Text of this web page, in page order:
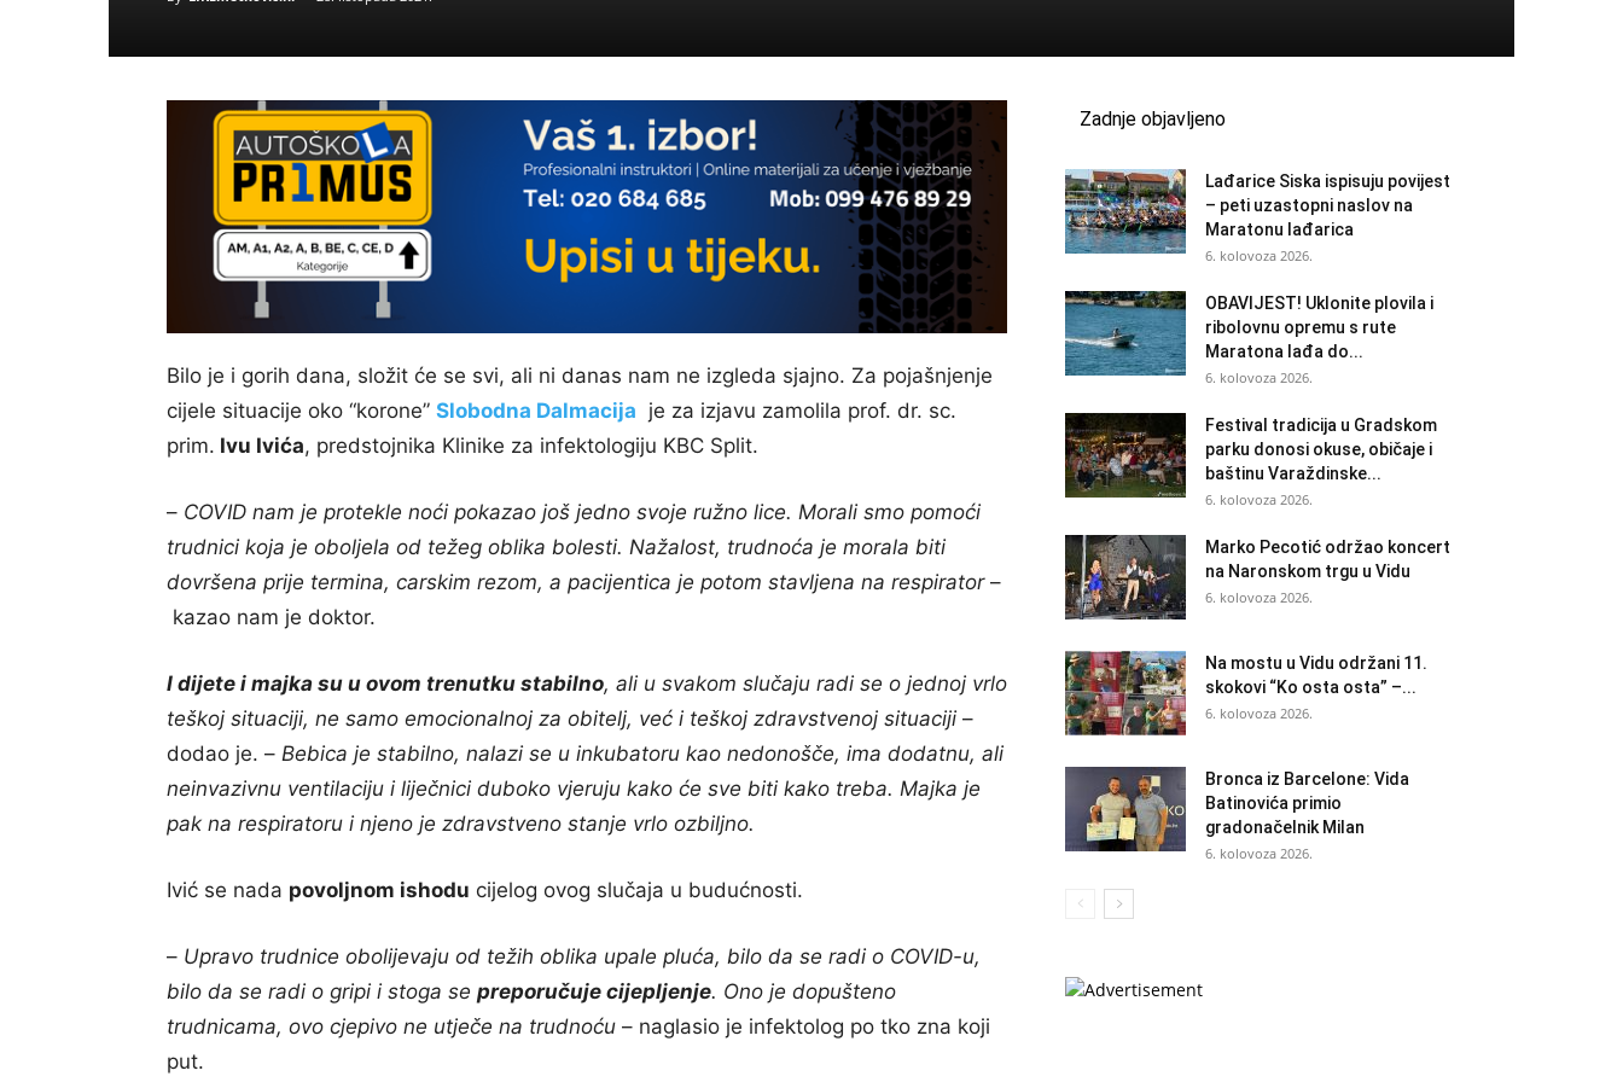
Bilo je i gorih dana, složit će se svi, ali ni danas nam ne izgleda sjajno. Za pojašnjenje
cijele situacije oko “korone” Slobodna Dalmacija je za izjavu zamolila prof. dr. sc.
prim. Ivu Ivića, predstojnika Klinike za infektologiju KBC Split.
– COVID nam je protekle noći pokazao još jedno svoje ružno lice. Morali smo pomoći
trudnici koja je oboljela od težeg oblika bolesti. Nažalost, trudnoća je morala biti
dovršena prije termina, carskim rezom, a pacijentica je potom stavljena na respirator –
kazao nam je doktor.
I dijete i majka su u ovom trenutku stabilno, ali u svakom slučaju radi se o jednoj vrlo
teškoj situaciji, ne samo emocionalnoj za obitelj, već i teškoj zdravstvenoj situaciji –
dodao je. – Bebica je stabilno, nalazi se u inkubatoru kao nedonošče, ima dodatnu, ali
neinvazivnu ventilaciju i liječnici duboko vjeruju kako će sve biti kako treba. Majka je
pak na respiratoru i njeno je zdravstveno stanje vrlo ozbiljno.
Ivić se nada povoljnom ishodu cijelog ovog slučaja u budućnosti.
– Upravo trudnice obolijevaju od težih oblika upale pluća, bilo da se radi o COVID-u,
bilo da se radi o gripi i stoga se preporučuje cijepljenje. Ono je dopušteno
trudnicama, ovo cjepivo ne utječe na trudnoću – naglasio je infektolog po tko zna koji
put.
Zadnje objavljeno
Lađarice Siska ispisuju povijest
– peti uzastopni naslov na
Maratonu lađarica
6. kolovoza 2026.
OBAVIJEST! Uklonite plovila i
ribolovnu opremu s rute
Maratona lađa do...
6. kolovoza 2026.
Festival tradicija u Gradskom
parku donosi okuse, običaje i
baštinu Varaždinske...
6. kolovoza 2026.
Marko Pecotić održao koncert
na Naronskom trgu u Vidu
6. kolovoza 2026.
Na mostu u Vidu održani 11.
skokovi “Ko osta osta” –...
6. kolovoza 2026.
Bronca iz Barcelone: Vida
Batinovića primio
gradonačelnik Milan
6. kolovoza 2026.